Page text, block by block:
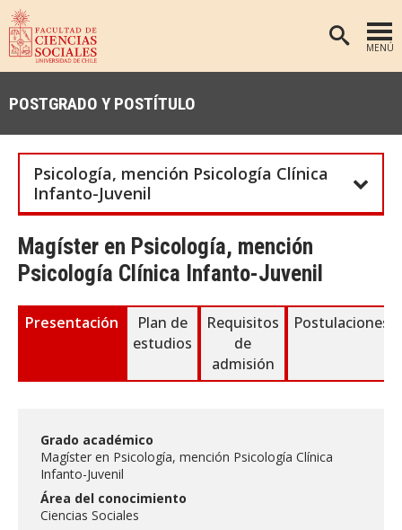
MENÚ
DEPARTAMENTOS
ANTROPOLOGÍA
EDUCACIÓN
PSICOLOGÍA
SOCIOLOGÍA
TRABAJO SOCIAL
PREGRADO
POSTGRADO
INVESTIGACIÓN
PUBLICACIONES
EXTENSIÓN
BIBLIOTECA
ADMISIÓN
EGRESADOS
POSTGRADO Y POSTÍTULO
Psicología, mención Psicología Clínica
Infanto-Juvenil
Magíster en Psicología, mención
Psicología Clínica Infanto-Juvenil
Presentación
Plan de
estudios
Requisitos
de
admisión
Postulaciones
Grado académico
Magíster en Psicología, mención Psicología Clínica
Infanto-Juvenil
Área del conocimiento
Ciencias Sociales